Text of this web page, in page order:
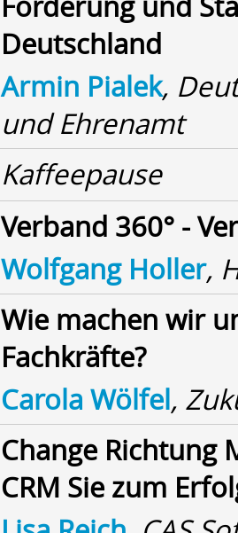
Deutschland
Armin Pialek,
und Ehrenamt
Kaffeepause
Verband 360° -
Wolfgang Holler,
Wie machen wir
Fachkräfte?
Carola Wölfel,
Change Richtung
CRM Sie zum